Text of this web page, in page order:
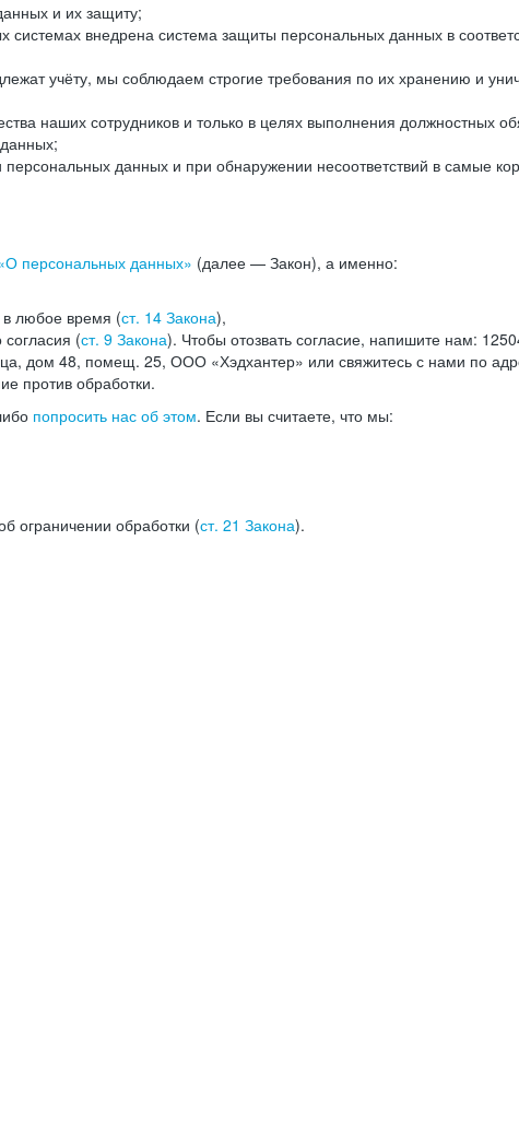
и их защиту;
внедрена система защиты персональных данных в
учёту, мы соблюдаем строгие требования по их хранению и
наших сотрудников и только в целях выполнения должностных
данных и при обнаружении несоответствий в самые
персональных данных» (далее — Закон), а именно:
любое время (ст. 14 Закона),
(ст. 9 Закона). Чтобы отозвать согласие, напишите нам:
дом 48, помещ. 25, ООО «Хэдхантер» или свяжитесь с нами по
против обработки.
попросить нас об этом. Если вы считаете, что мы:
ограничении обработки (ст. 21 Закона).